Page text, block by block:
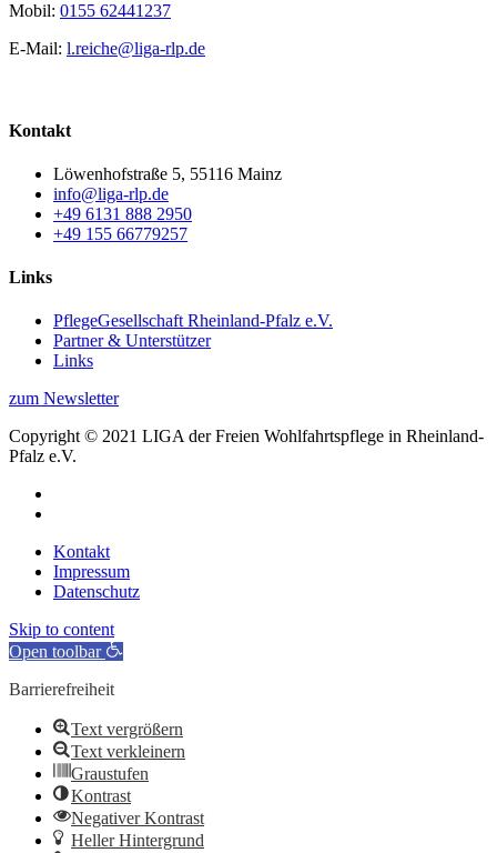
Mobil: 0155 62441237
E-Mail: l.reiche@liga-rlp.de
Kontakt
Löwenhofstraße 5, 55116 Mainz
info@liga-rlp.de
+49 6131 888 2950
+49 155 66779257
Links
PflegeGesellschaft Rheinland-Pfalz e.V.
Partner & Unterstützer
Links
zum Newsletter
Copyright © 2021 LIGA der Freien Wohlfahrtspflege in Rheinland-
Pfalz e.V.
Kontakt
Impressum
Datenschutz
Skip to content
Open toolbar
Barrierefreiheit
Text vergrößern
Text verkleinern
Graustufen
Kontrast
Negativer Kontrast
Heller Hintergrund